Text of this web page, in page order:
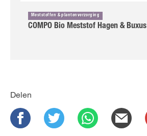
Meststoffen & plantenverzorging
COMPO Bio Meststof Hagen & Buxus
Delen